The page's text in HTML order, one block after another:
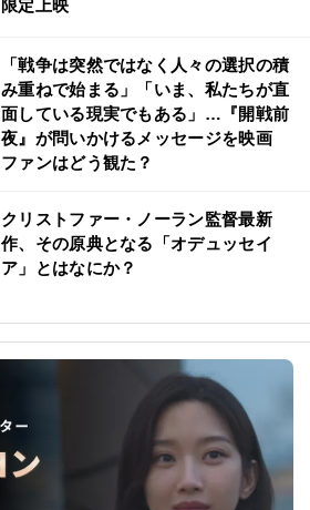
限定上映
「戦争は突然ではなく人々の選択の積
み重ねで始まる」「いま、私たちが直
面している現実でもある」…『開戦前
夜』が問いかけるメッセージを映画
ファンはどう観た？
クリストファー・ノーラン監督最新
作、その原典となる「オデュッセイ
ア」とはなにか？